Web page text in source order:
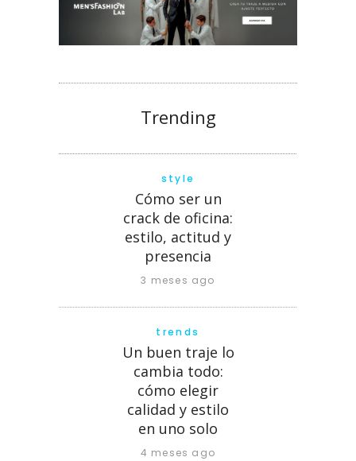
Trending
style
Cómo ser un
crack de oficina:
estilo, actitud y
presencia
3 meses ago
trends
Un buen traje lo
cambia todo:
cómo elegir
calidad y estilo
en uno solo
4 meses ago